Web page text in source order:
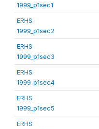
1999_p1sec1
ERHS
1999_p1sec2
ERHS
1999_p1sec3
ERHS
1999_p1sec4
ERHS
1999_p1sec5
ERHS